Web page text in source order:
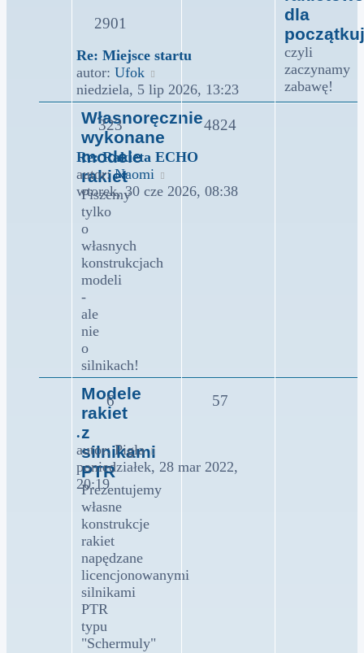
dla
czyli
zaczynamy
zabawę!
2901
Re: Miejsce startu
autor: Ufok
najnowszy
post
niedziela, 5 lip 2026, 13:23
Własnoręcznie
wykonane
modele
rakiet
Piszemy
tylko
o
własnych
konstrukcjach
modeli
-
ale
nie
o
silnikach!
323 4824
Re: Rakieta ECHO
autor:Naomi
najnowszy
wtorek, 30 cze 2026, 08:38
Modele
rakiet
z
silnikami
PTR
Prezentujemy
własne
konstrukcje
rakiet
napędzane
licencjonowanymi
silnikami
PTR
typu
"Schermuly"
6 57
.
autor:Pigła
najnowszy
poniedziałek, 28 mar 2022,
20:19